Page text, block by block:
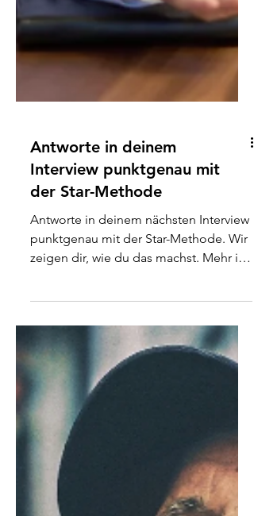
Antworte in deinem
Interview punktgenau mit
der Star-Methode
zeigen dir, wie du das machst. Mehr im
aktuellsten Blogbeitrag.